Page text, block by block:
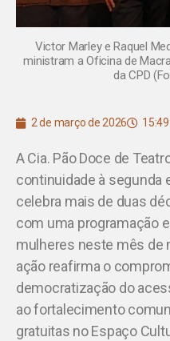
Victor Marley e Raquel
ministram a Oficina de
da CPD
2 de março de 2026 15:49
A Cia. Pão Doce de
continuidade à segunda
celebra mais de duas
com uma programação
mulheres neste mês de
ação reafirma o
democratização do
ao fortalecimento
gratuitas no Espaço